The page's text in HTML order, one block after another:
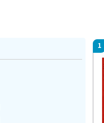
1